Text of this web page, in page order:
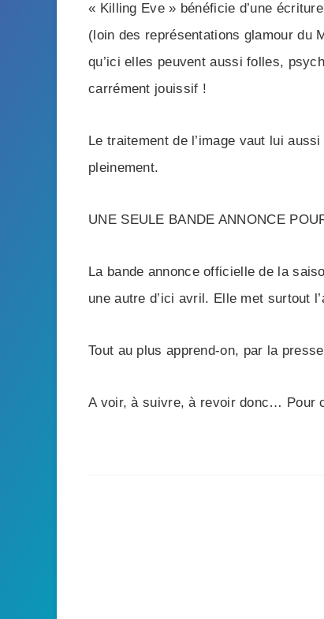
« Killing Eve » bénéficie d’une
(loin des représentations glamour du
qu’ici elles peuvent aussi folles,
carrément jouissif !
Le traitement de l’image vaut lui
pleinement.
UNE SEULE BANDE ANNONCE
La bande annonce officielle de la
une autre d’ici avril. Elle met surtout
Tout au plus apprend-on, par la
A voir, à suivre, à revoir donc… Pour